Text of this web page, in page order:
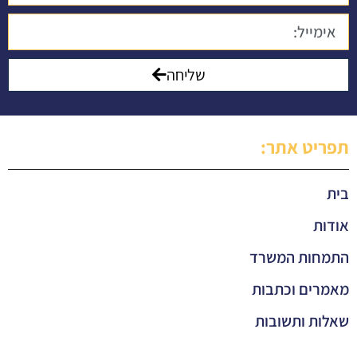
שליחה
תפריט אתר:
בית
אודות
התמחות המשרד
מאמרים וכתבות
שאלות ותשובות